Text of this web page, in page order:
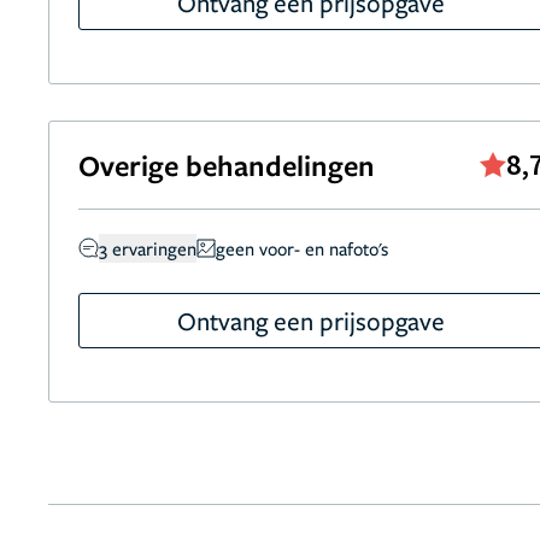
Overige behandelingen
3 ervaringen geen voor- en nafoto's
Ontvang een prijsopgave